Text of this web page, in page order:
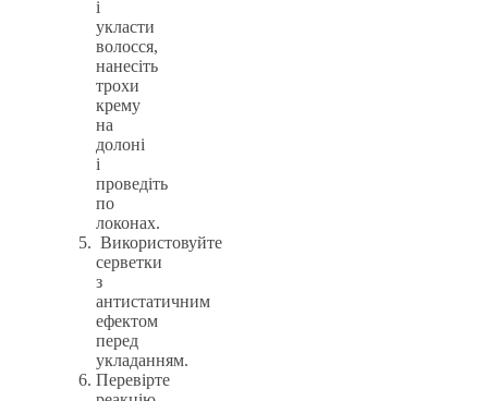
і
укласти
волосся,
нанесіть
трохи
крему
на
долоні
і
проведіть
по
локонах.
Використовуйте
серветки
з
антистатичним
ефектом
перед
укладанням.
Перевірте